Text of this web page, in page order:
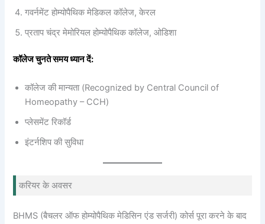
गवर्नमेंट होम्योपैथिक मेडिकल कॉलेज, केरल
प्रताप चंद्र मेमोरियल होम्योपैथिक कॉलेज, ओडिशा
कॉलेज चुनते समय ध्यान दें:
कॉलेज की मान्यता (Recognized by Central Council of
Homeopathy – CCH)
प्लेसमेंट रिकॉर्ड
इंटर्नशिप की सुविधा
करियर के अवसर
BHMS (बैचलर ऑफ होम्योपैथिक मेडिसिन एंड सर्जरी) कोर्स पूरा करने के बाद